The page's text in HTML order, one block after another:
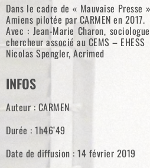
Dans le cadre de « Mauvaise Presse
Amiens pilotée par CARMEN en 2017.
Avec : Jean-Marie Charon,
chercheur associé au CEMS – EHESS
Nicolas Spengler, Acrimed
INFOS
Auteur : CARMEN
Durée : 1h46’49
Date de diffusion : 14 février 2019